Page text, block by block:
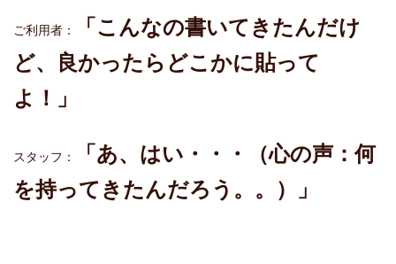
ご利用者：
「こんなの書いてきたんだけ
ど、良かったらどこかに貼って
よ！」
スタッフ：
「あ、はい・・・（心の声：何
を持ってきたんだろう。。）」